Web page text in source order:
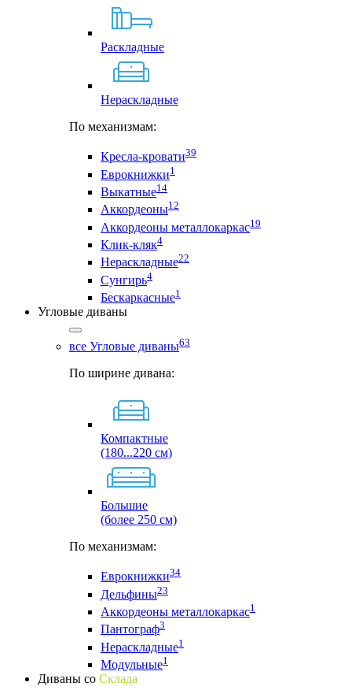
Раскладные
Нераскладные
По механизмам:
Кресла-кровати39
Еврокнижки1
Выкатные14
Аккордеоны12
Аккордеоны металлокаркас19
Клик-кляк4
Нераскладные22
Сунгирь4
Бескаркасные1
Угловые диваны
все Угловые диваны63
По ширине дивана:
Компактные
(180...220 см)
Большие
(более 250 см)
По механизмам:
Еврокнижки34
Дельфины23
Аккордеоны металлокаркас1
Пантограф3
Нераскладные1
Модульные1
Диваны со Склада